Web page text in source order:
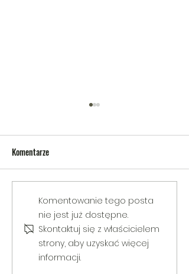
V Gminny Turniej Szachowy o
Puchar Burmistrza Bełżyc
Komentarze
Komentowanie tego posta
nie jest już dostępne.
Skontaktuj się z właścicielem
strony, aby uzyskać więcej
informacji.